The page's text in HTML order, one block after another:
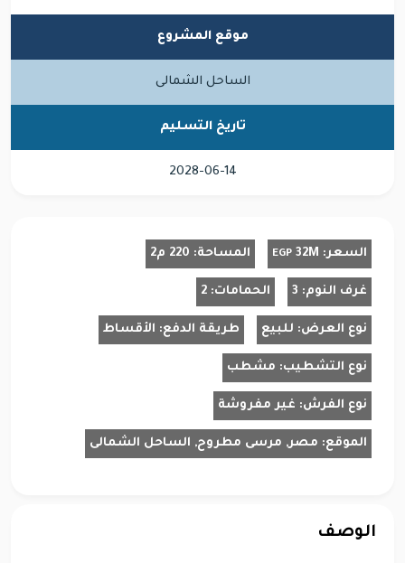
موقع المشروع
الساحل الشمالى
تاريخ التسليم
2028-06-14
السعر: 32M
EGP المساحة: 220 م2
غرف النوم: 3 الحمامات: 2
نوع العرض: للبيع طريقة الدفع: الأقساط
نوع التشطيب: مشطب
نوع الفرش: غير مفروشة
الموقع: مصر, مرسى مطروح, الساحل الشمالى
الوصف